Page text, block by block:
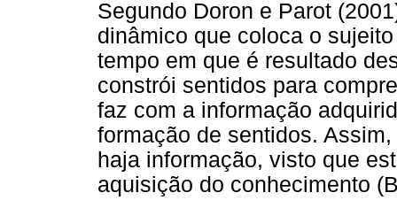
Segundo Doron e Parot
dinâmico que coloca o
tempo em que é resultado
constrói sentidos para
faz com a informação
formação de sentidos.
haja informação, visto que
aquisição do conhecimento